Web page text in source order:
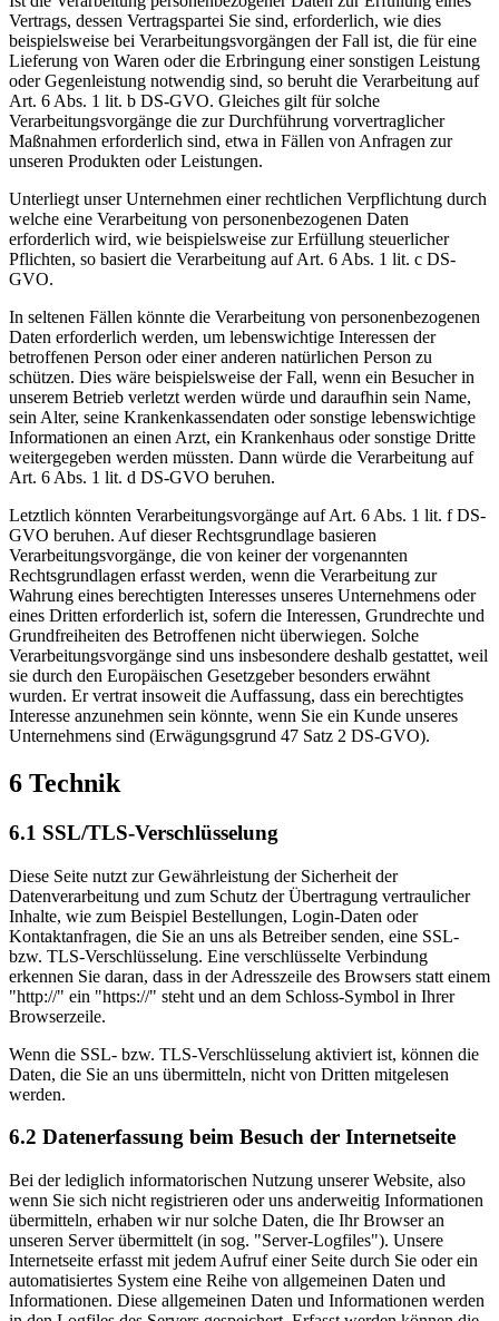
Vertrags, dessen Vertragspartei Sie sind, erforderlich, wie dies
beispielsweise bei Verarbeitungsvorgängen der Fall ist, die für eine
Lieferung von Waren oder die Erbringung einer sonstigen Leistung
oder Gegenleistung notwendig sind, so beruht die Verarbeitung auf
Art. 6 Abs. 1 lit. b DS-GVO. Gleiches gilt für solche
Verarbeitungsvorgänge die zur Durchführung vorvertraglicher
Maßnahmen erforderlich sind, etwa in Fällen von Anfragen zur
unseren Produkten oder Leistungen.
Unterliegt unser Unternehmen einer rechtlichen Verpflichtung durch
welche eine Verarbeitung von personenbezogenen Daten
erforderlich wird, wie beispielsweise zur Erfüllung steuerlicher
Pflichten, so basiert die Verarbeitung auf Art. 6 Abs. 1 lit. c DS-
GVO.
In seltenen Fällen könnte die Verarbeitung von personenbezogenen
Daten erforderlich werden, um lebenswichtige Interessen der
betroffenen Person oder einer anderen natürlichen Person zu
schützen. Dies wäre beispielsweise der Fall, wenn ein Besucher in
unserem Betrieb verletzt werden würde und daraufhin sein Name,
sein Alter, seine Krankenkassendaten oder sonstige lebenswichtige
Informationen an einen Arzt, ein Krankenhaus oder sonstige Dritte
weitergegeben werden müssten. Dann würde die Verarbeitung auf
Art. 6 Abs. 1 lit. d DS-GVO beruhen.
Letztlich könnten Verarbeitungsvorgänge auf Art. 6 Abs. 1 lit. f DS-
GVO beruhen. Auf dieser Rechtsgrundlage basieren
Verarbeitungsvorgänge, die von keiner der vorgenannten
Rechtsgrundlagen erfasst werden, wenn die Verarbeitung zur
Wahrung eines berechtigten Interesses unseres Unternehmens oder
eines Dritten erforderlich ist, sofern die Interessen, Grundrechte und
Grundfreiheiten des Betroffenen nicht überwiegen. Solche
Verarbeitungsvorgänge sind uns insbesondere deshalb gestattet, weil
sie durch den Europäischen Gesetzgeber besonders erwähnt
wurden. Er vertrat insoweit die Auffassung, dass ein berechtigtes
Interesse anzunehmen sein könnte, wenn Sie ein Kunde unseres
Unternehmens sind (Erwägungsgrund 47 Satz 2 DS-GVO).
6 Technik
6.1 SSL/TLS-Verschlüsselung
Diese Seite nutzt zur Gewährleistung der Sicherheit der
Datenverarbeitung und zum Schutz der Übertragung vertraulicher
Inhalte, wie zum Beispiel Bestellungen, Login-Daten oder
Kontaktanfragen, die Sie an uns als Betreiber senden, eine SSL-
bzw. TLS-Verschlüsselung. Eine verschlüsselte Verbindung
erkennen Sie daran, dass in der Adresszeile des Browsers statt einem
"http://" ein "https://" steht und an dem Schloss-Symbol in Ihrer
Browserzeile.
Wenn die SSL- bzw. TLS-Verschlüsselung aktiviert ist, können die
Daten, die Sie an uns übermitteln, nicht von Dritten mitgelesen
werden.
6.2 Datenerfassung beim Besuch der Internetseite
Bei der lediglich informatorischen Nutzung unserer Website, also
wenn Sie sich nicht registrieren oder uns anderweitig Informationen
übermitteln, erhaben wir nur solche Daten, die Ihr Browser an
unseren Server übermittelt (in sog. "Server-Logfiles"). Unsere
Internetseite erfasst mit jedem Aufruf einer Seite durch Sie oder ein
automatisiertes System eine Reihe von allgemeinen Daten und
Informationen. Diese allgemeinen Daten und Informationen werden